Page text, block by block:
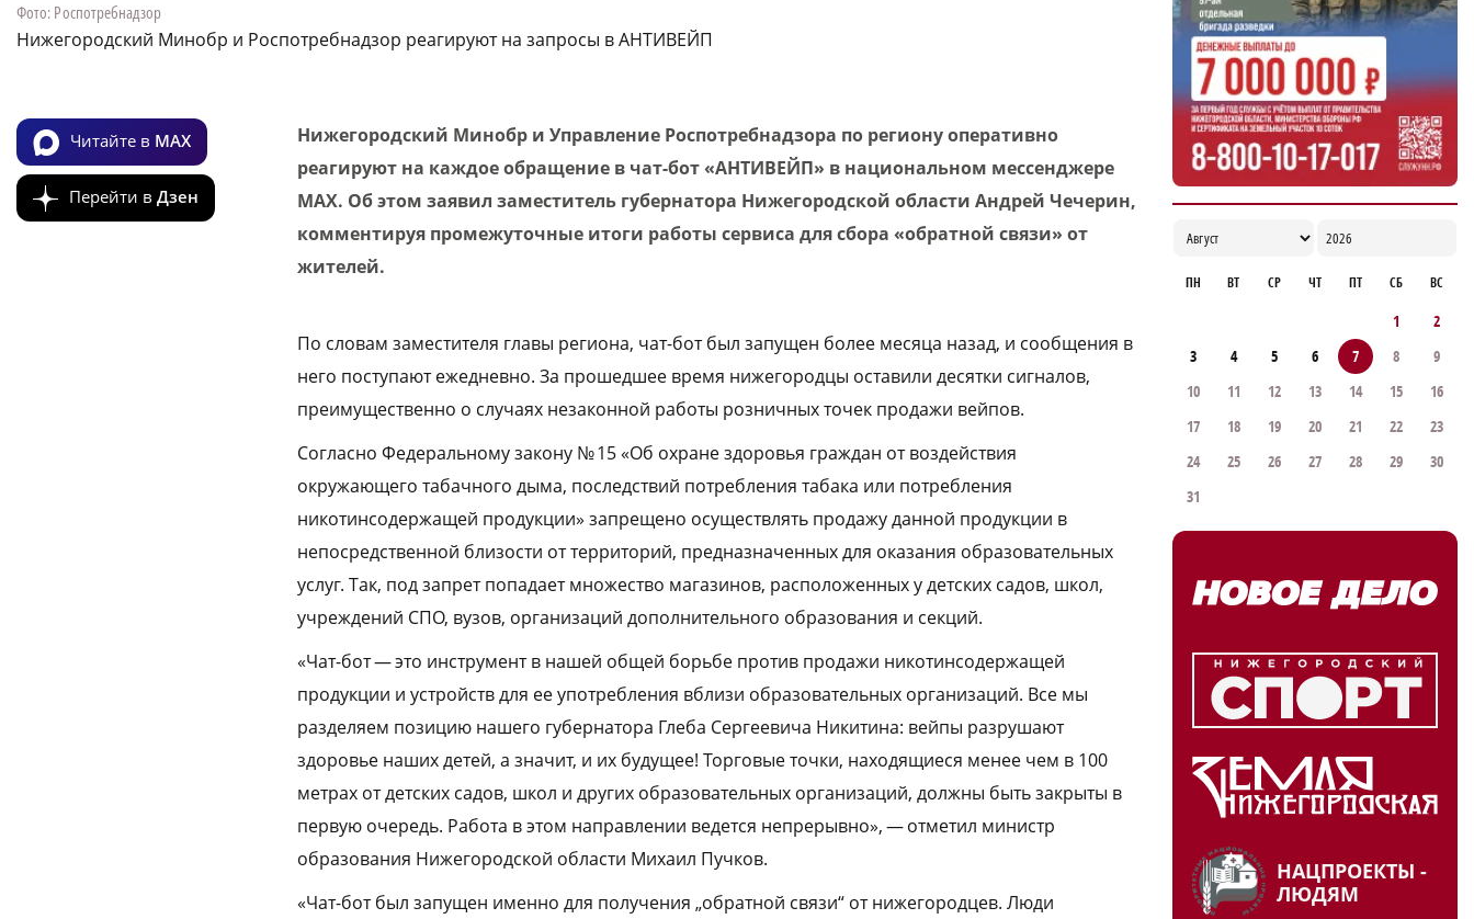
Фото: Роспотребнадзор
Нижегородский Минобр и Роспотребнадзор реагируют на запросы в АНТИВЕЙП
Читайте в MAX
Перейти в Дзен
Нижегородский Минобр и Управление Роспотребнадзора по региону оперативно
реагируют на каждое обращение в чат-бот «АНТИВЕЙП» в национальном мессенджере
МАХ. Об этом заявил заместитель губернатора Нижегородской области Андрей Чечерин,
комментируя промежуточные итоги работы сервиса для сбора «обратной связи» от
жителей.
По словам заместителя главы региона, чат-бот был запущен более месяца назад, и сообщения в
него поступают ежедневно. За прошедшее время нижегородцы оставили десятки сигналов,
преимущественно о случаях незаконной работы розничных точек продажи вейпов.
Согласно Федеральному закону № 15 «Об охране здоровья граждан от воздействия
окружающего табачного дыма, последствий потребления табака или потребления
никотинсодержащей продукции» запрещено осуществлять продажу данной продукции в
непосредственной близости от территорий, предназначенных для оказания образовательных
услуг. Так, под запрет попадает множество магазинов, расположенных у детских садов, школ,
учреждений СПО, вузов, организаций дополнительного образования и секций.
«Чат-бот — это инструмент в нашей общей борьбе против продажи никотинсодержащей
продукции и устройств для ее употребления вблизи образовательных организаций. Все мы
разделяем позицию нашего губернатора Глеба Сергеевича Никитина: вейпы разрушают
здоровье наших детей, а значит, и их будущее! Торговые точки, находящиеся менее чем в 100
метрах от детских садов, школ и других образовательных организаций, должны быть закрыты в
первую очередь. Работа в этом направлении ведется непрерывно», — отметил министр
образования Нижегородской области Михаил Пучков.
«Чат-бот был запущен именно для получения „обратной связи“ от нижегородцев. Люди
Институт развития агломерации
Нижегородской области: 39 генпланов за
три года
16:52
ПН ВТ СР ЧТ ПТ СБ ВС
1
2
3
4 5 6 7 8
9
10
11 12 13 14 15
16
17
18 19 20 21 22
23
24
25 26 27 28 29
30
31
НАЦПРОЕКТЫ -
ЛЮДЯМ